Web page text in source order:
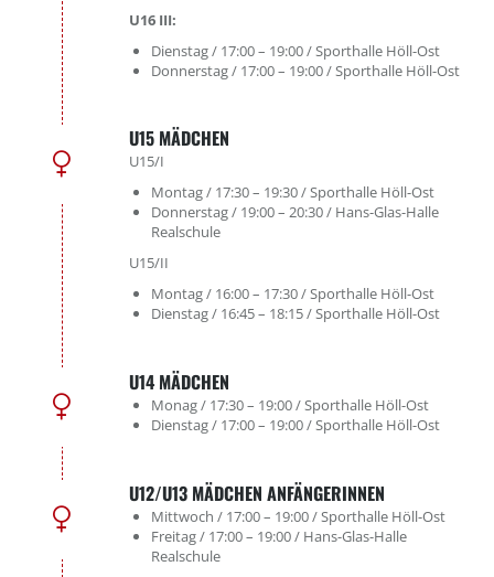
U16 III:
Dienstag / 17:00 – 19:00 / Sporthalle Höll-Ost
Donnerstag / 17:00 – 19:00 / Sporthalle Höll-Ost
U15 MÄDCHEN
U15/I
Montag / 17:30 – 19:30 / Sporthalle Höll-Ost
Donnerstag / 19:00 – 20:30 / Hans-Glas-Halle
Realschule
U15/II
Montag / 16:00 – 17:30 / Sporthalle Höll-Ost
Dienstag / 16:45 – 18:15 / Sporthalle Höll-Ost
U14 MÄDCHEN
Monag / 17:30 – 19:00 / Sporthalle Höll-Ost
Dienstag / 17:00 – 19:00 / Sporthalle Höll-Ost
U12/U13 MÄDCHEN ANFÄNGERINNEN
Mittwoch / 17:00 – 19:00 / Sporthalle Höll-Ost
Freitag / 17:00 – 19:00 / Hans-Glas-Halle
Realschule